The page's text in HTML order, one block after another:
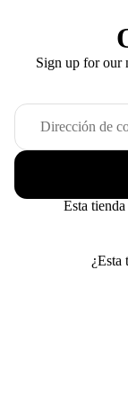
Sign up for our
Esta
¿Esta